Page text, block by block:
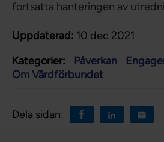
fortsatta hanteringen av
Uppdaterad: 10 dec 2021
Kategorier:
Påverkan
Om Vårdförbundet
Dela sidan: